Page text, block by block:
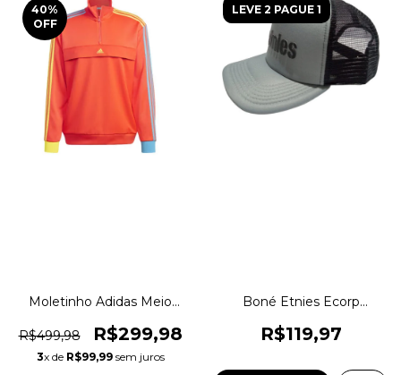
40%
OFF
Moletinho Adidas Meio
Performance Original
1magnus
R$499,98 R$299,98
3x de R$99,99sem juros
LEVE 2 PAGUE 1
Boné Etnies Ecorp
Ee0027 Original 1magnus
R$119,97